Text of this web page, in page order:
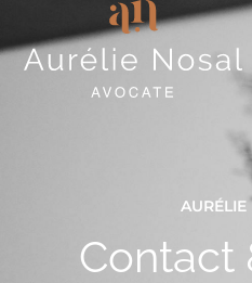
AURÉLIE
Contact